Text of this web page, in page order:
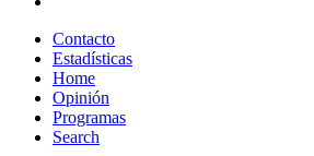
Contacto
Estadísticas
Home
Opinión
Programas
Search